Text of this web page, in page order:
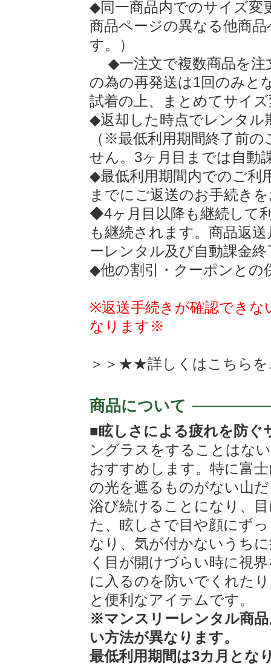
◆同一商品内でのサイズ
商品ページの異なる他商
す。）
◆一注文で複数商品を注
の為の再発送は1回のみと
試着の上、まとめてサイ
◆返却した時点でレンタル
（※最低利用期間終了前
せん。3ヶ月目までは自動
◆最低利用期間内でのご利
までにご返送のお手続き
◆4ヶ月目以降も継続して
も継続されます。商品返
ーレンタル及び自動課金
◆他の割引・クーポンとの
※返送手続きが確認できな
なります※
＞＞★★詳しくは こちら
商品について
■眩しさによる疲れを防ぐ
ングラスをすることはな
おすすめします。特に富
の光を遮るものがない山
浴び続けることになり、
た、眩しさで目や顔にず
なり、気が付かないうち
く目が開けづらい時に視
に入るのを防いでくれた
と便利なアイテムです。
※マンスリーレンタル商
い方法が異なります。
最低利用期間は3カ月とな